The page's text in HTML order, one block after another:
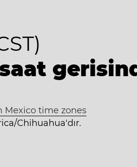
Mexico time zones
Chihuahua'dır.